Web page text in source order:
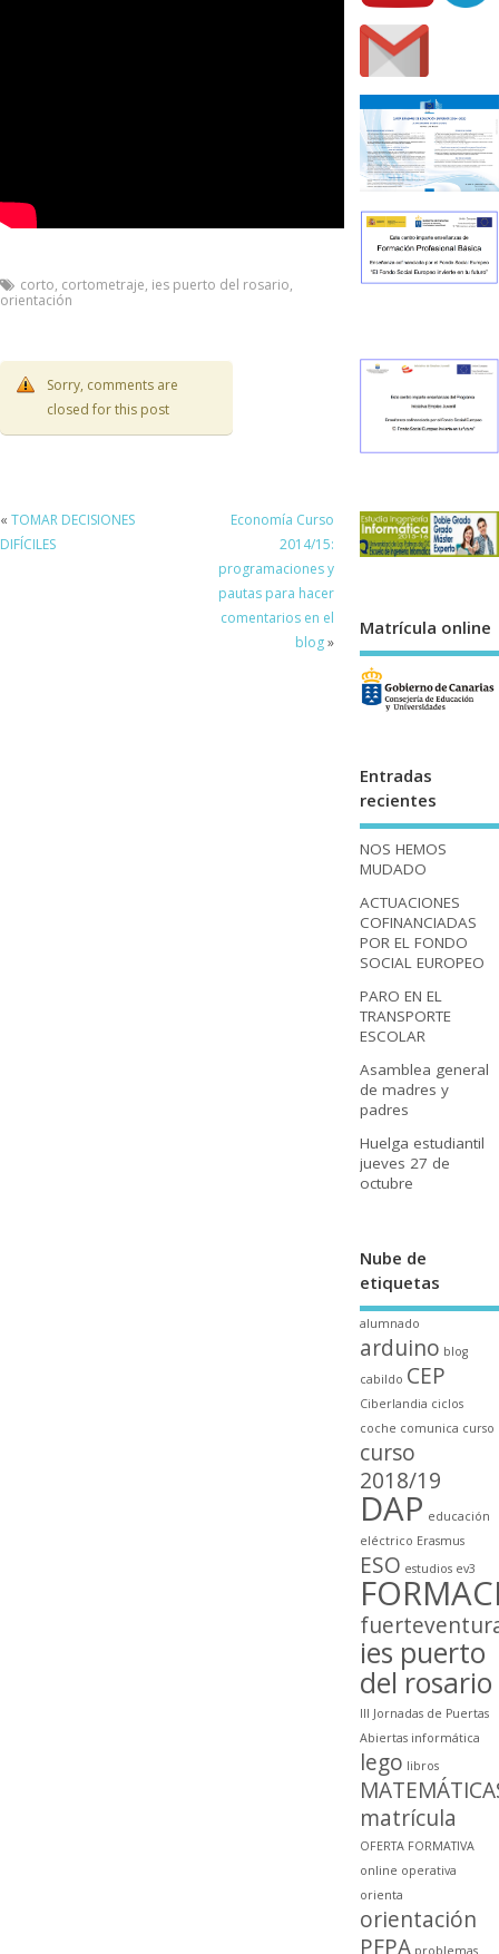
corto, cortometraje, ies puerto del rosario,
orientación
Sorry, comments are
closed for this post
« TOMAR DECISIONES
DIFÍCILES
Economía Curso
2014/15:
programaciones y
pautas para hacer
comentarios en el
blog»
Matrícula online
Entradas
recientes
NOS HEMOS
MUDADO
ACTUACIONES
COFINANCIADAS
POR EL FONDO
SOCIAL EUROPEO
PARO EN EL
TRANSPORTE
ESCOLAR
Asamblea general
de madres y
padres
Huelga estudiantil
jueves 27 de
octubre
Nube de
etiquetas
alumnado
arduino blog
cabildo CEP
Ciberlandia ciclos
coche comunica curso
curso
2018/19
DAP educación
eléctrico Erasmus
ESO estudios ev3
ies puerto
del rosario
III Jornadas de Puertas
Abiertas informática
lego libros
matrícula
OFERTA FORMATIVA
online operativa
orienta
orientación
PFPA